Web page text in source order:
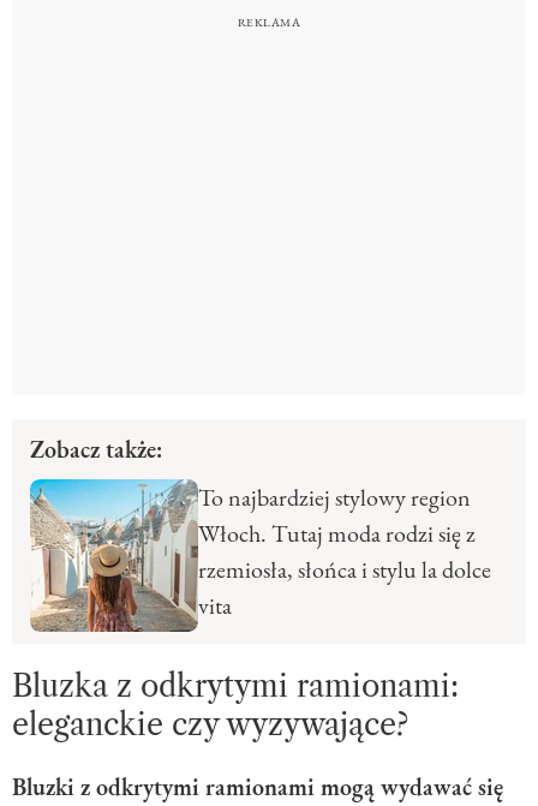
Zobacz także:
To najbardziej stylowy region
Włoch. Tutaj moda rodzi się z
rzemiosła, słońca i stylu la dolce
vita
Bluzka z odkrytymi ramionami:
eleganckie czy wyzywające?
Bluzki z odkrytymi ramionami mogą wydawać się